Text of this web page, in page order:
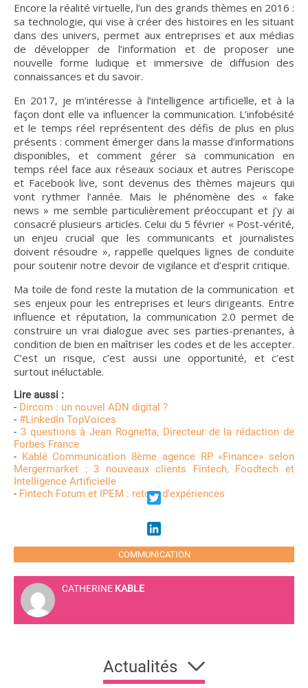
Encore la réalité virtuelle, l’un des grands thèmes en 2016 :
sa technologie, qui vise à créer des histoires en les situant
dans des univers, permet aux entreprises et aux médias
de développer de l’information et de proposer une
nouvelle forme ludique et immersive de diffusion des
connaissances et du savoir.
En 2017, je m’intéresse à l’intelligence artificielle, et à la
façon dont elle va influencer la communication. L’infobésité
et le temps réel représentent des défis de plus en plus
présents : comment émerger dans la masse d’informations
disponibles, et comment gérer sa communication en
temps réel face aux réseaux sociaux et autres Periscope
et Facebook live, sont devenus des thèmes majeurs qui
vont rythmer l’année. Mais le phénomène des « fake
news » me semble particulièrement préoccupant et j’y ai
consacré plusieurs articles. Celui du 5 février « Post-vérité,
un enjeu crucial que les communicants et journalistes
doivent résoudre », rappelle quelques lignes de conduite
pour soutenir notre devoir de vigilance et d’esprit critique.
Ma toile de fond reste la mutation de la communication et
ses enjeux pour les entreprises et leurs dirigeants. Entre
influence et réputation, la communication 2.0 permet de
construire un vrai dialogue avec ses parties-prenantes, à
condition de bien en maîtriser les codes et de les accepter.
C’est un risque, c’est aussi une opportunité, et c’est
surtout inéluctable.
Lire aussi :
- Dircom : un nouvel ADN digital ?
- #LinkedIn TopVoices
- 3 questions à Jean Rognetta, Directeur de la rédaction de
Forbes France
- Kablé Communication 8ème agence RP «Finance» selon
Mergermarket ; 3 nouveaux clients Fintech, Foodtech et
Intelligence Artificielle
- Fintech Forum et IPEM : retour d’expériences
Twitter
COMMUNICATION
CATHERINE KABLE
Actualités